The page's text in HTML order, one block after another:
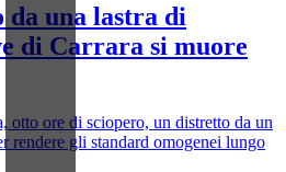
da una lastra di
di Carrara si muore
otto ore di sciopero, un distretto da un
rendere gli standard omogenei lungo